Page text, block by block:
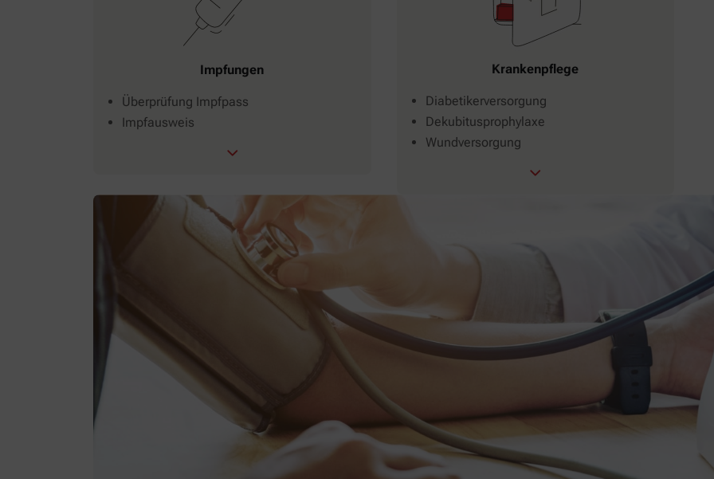
Impfungen
Überprüfung Impfpass
Impfausweis
Krankenpflege
Diabetikerversorgung
Dekubitusprophylaxe
Wundversorgung